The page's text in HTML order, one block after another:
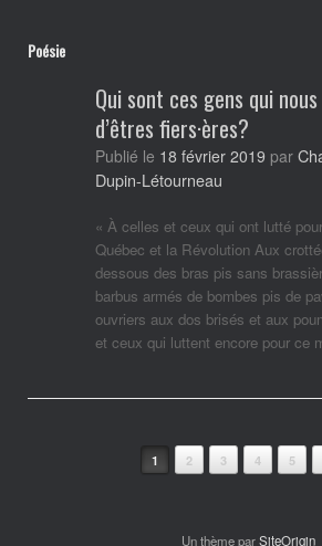
Poésie
Qui sont ces gens qui
d’êtres fiers·ères?
Publié le 18 février 2019 par
Dupin-Létourneau
« À celles et ceux qui ont lutté
Québec et la Révolution Aux
dessous des bras pis sans
barbus armés de bombes pis de
ouvriers aux dos brisés et aux
et ceux qui luttent encore pour ce
1 2 3 4 5
Un thème parSiteOrigin